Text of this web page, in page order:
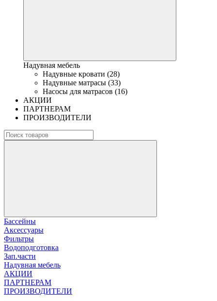
Надувная мебель
Надувные кровати (28)
Надувные матрасы (33)
Насосы для матрасов (16)
АКЦИИ
ПАРТНЕРАМ
ПРОИЗВОДИТЕЛИ
Бассейны
Аксессуары
Фильтры
Водоподготовка
Зап.части
Надувная мебель
АКЦИИ
ПАРТНЕРАМ
ПРОИЗВОДИТЕЛИ